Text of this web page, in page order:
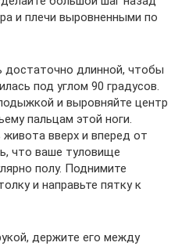
и плечи выровненными по
длинной, чтобы
под углом 90 градусов.
и выровняйте центр
пальцам этой ноги.
вверх и вперед от
что ваше туловище
полу. Поднимите
и направьте пятку к
держите его между